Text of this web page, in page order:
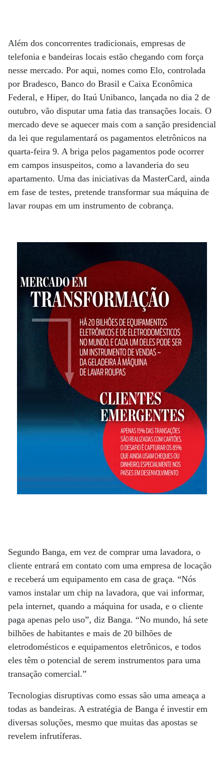
Além dos concorrentes tradicionais, empresas de
telefonia e bandeiras locais estão chegando com força
nesse mercado. Por aqui, nomes como Elo, controlada
por Bradesco, Banco do Brasil e Caixa Econômica
Federal, e Hiper, do Itaú Unibanco, lançada no dia 2 de
outubro, vão disputar uma fatia das transações locais. O
mercado deve se aquecer mais com a sanção presidencial
da lei que regulamentará os pagamentos eletrônicos na
quarta-feira 9. A briga pelos pagamentos pode ocorrer
em campos insuspeitos, como a lavanderia do seu
apartamento. Uma das iniciativas da MasterCard, ainda
em fase de testes, pretende transformar sua máquina de
lavar roupas em um instrumento de cobrança.
Segundo Banga, em vez de comprar uma lavadora, o
cliente entrará em contato com uma empresa de locação
e receberá um equipamento em casa de graça. “Nós
vamos instalar um chip na lavadora, que vai informar,
pela internet, quando a máquina for usada, e o cliente
paga apenas pelo uso”, diz Banga. “No mundo, há sete
bilhões de habitantes e mais de 20 bilhões de
eletrodomésticos e equipamentos eletrônicos, e todos
eles têm o potencial de serem instrumentos para uma
transação comercial.”
Tecnologias disruptivas como essas são uma ameaça a
todas as bandeiras. A estratégia de Banga é investir em
diversas soluções, mesmo que muitas das apostas se
revelem infrutíferas.